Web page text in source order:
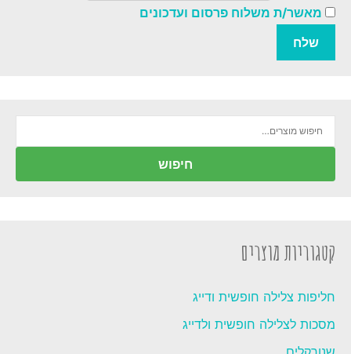
מאשר/ת משלוח פרסום ועדכונים
חיפוש
עבור:
חיפוש
קטגוריות מוצרים
חליפות צלילה חופשית ודייג
מסכות לצלילה חופשית ולדייג